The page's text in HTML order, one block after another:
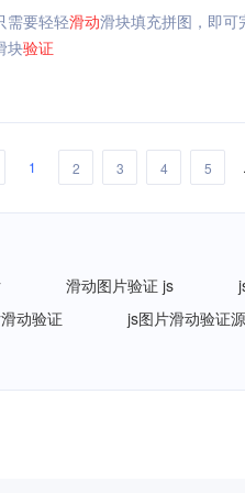
需要轻轻滑动滑块填充拼图，即可
块验证
1 2 3 4 5
滑动图片验证 js
动验证 js图片滑动验证